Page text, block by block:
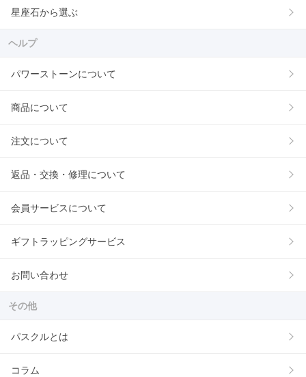
星座石から選ぶ
ヘルプ
パワーストーンについて
商品について
注文について
返品・交換・修理について
会員サービスについて
ギフトラッピングサービス
お問い合わせ
その他
パスクルとは
コラム